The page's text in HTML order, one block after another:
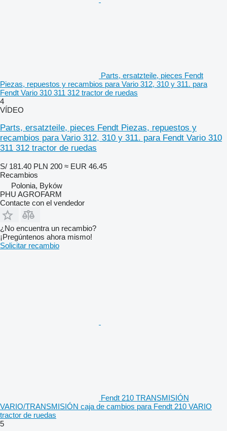
Parts, ersatzteile, pieces Fendt
Piezas, repuestos y recambios para Vario 312, 310 y 311. para
Fendt Vario 310 311 312 tractor de ruedas
4
VÍDEO
Parts, ersatzteile, pieces Fendt Piezas, repuestos y
recambios para Vario 312, 310 y 311. para Fendt Vario 310
311 312 tractor de ruedas
S/ 181.40 PLN 200 ≈ EUR 46.45
Recambios
Polonia, Byków
PHU AGROFARM
Contacte con el vendedor
¿No encuentra un recambio?
¡Pregúntenos ahora mismo!
Solicitar recambio
Fendt 210 TRANSMISIÓN
VARIO/TRANSMISIÓN caja de cambios para Fendt 210 VARIO
tractor de ruedas
5